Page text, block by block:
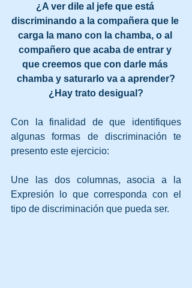
¿A ver dile al jefe que está
discriminando a la compañera que le
carga la mano con la chamba, o al
compañero que acaba de entrar y
que creemos que con darle más
chamba y saturarlo va a aprender?
¿Hay trato desigual?
Con la finalidad de que identifiques
algunas formas de discriminación te
presento este ejercicio:
Une las dos columnas, asocia a la
Expresión lo que corresponda con el
tipo de discriminación que pueda ser.